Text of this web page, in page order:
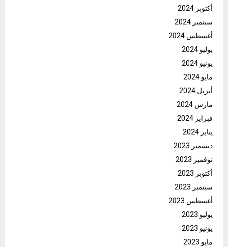
أكتوبر 2024
سبتمبر 2024
أغسطس 2024
يوليو 2024
يونيو 2024
مايو 2024
أبريل 2024
مارس 2024
فبراير 2024
يناير 2024
ديسمبر 2023
نوفمبر 2023
أكتوبر 2023
سبتمبر 2023
أغسطس 2023
يوليو 2023
يونيو 2023
مايو 2023